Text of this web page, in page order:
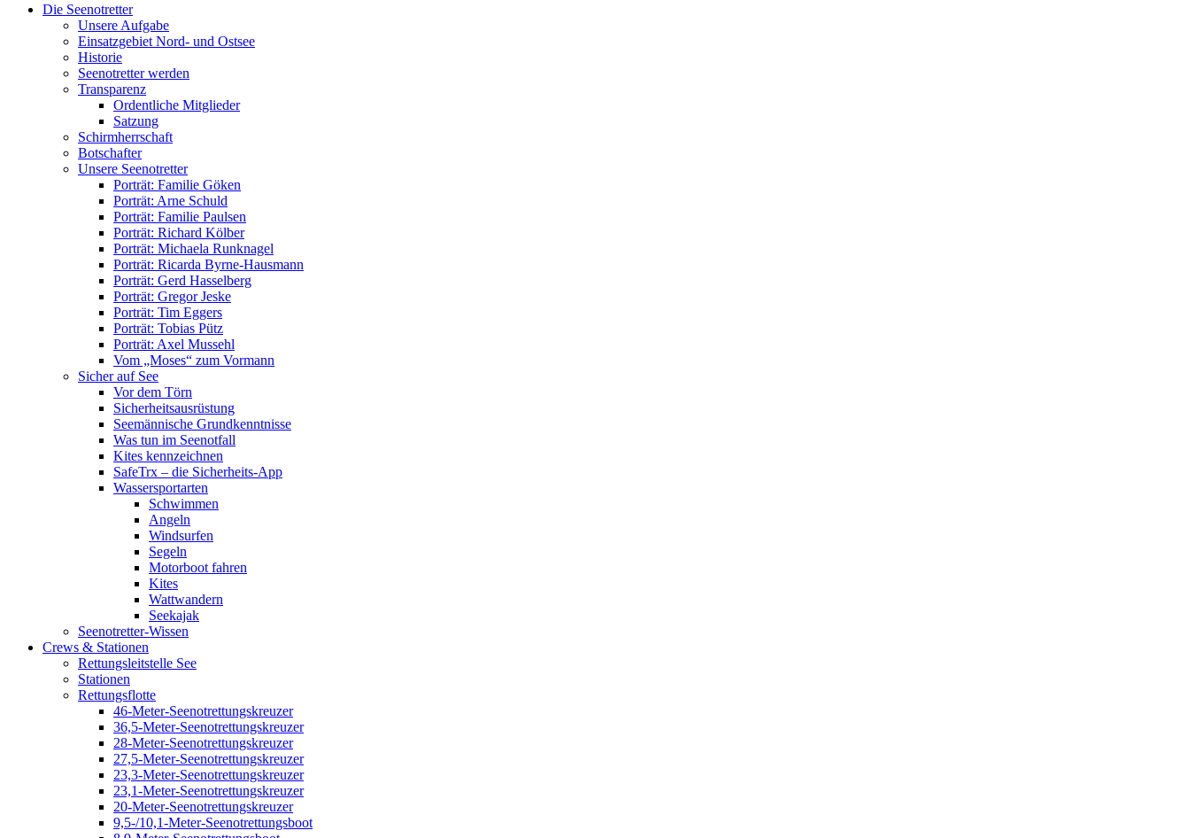
Die Seenotretter
Unsere Aufgabe
Einsatzgebiet Nord- und Ostsee
Historie
Seenotretter werden
Transparenz
Ordentliche Mitglieder
Satzung
Schirmherrschaft
Botschafter
Unsere Seenotretter
Porträt: Familie Göken
Porträt: Arne Schuld
Porträt: Familie Paulsen
Porträt: Richard Kölber
Porträt: Michaela Runknagel
Porträt: Ricarda Byrne-Hausmann
Porträt: Gerd Hasselberg
Porträt: Gregor Jeske
Porträt: Tim Eggers
Porträt: Tobias Pütz
Porträt: Axel Mussehl
Vom „Moses“ zum Vormann
Sicher auf See
Vor dem Törn
Sicherheitsausrüstung
Seemännische Grundkenntnisse
Was tun im Seenotfall
Kites kennzeichnen
SafeTrx – die Sicherheits-App
Wassersportarten
Schwimmen
Angeln
Windsurfen
Segeln
Motorboot fahren
Kites
Wattwandern
Seekajak
Seenotretter-Wissen
Crews & Stationen
Rettungsleitstelle See
Stationen
Rettungsflotte
46-Meter-Seenotrettungskreuzer
36,5-Meter-Seenotrettungskreuzer
28-Meter-Seenotrettungskreuzer
27,5-Meter-Seenotrettungskreuzer
23,3-Meter-Seenotrettungskreuzer
23,1-Meter-Seenotrettungskreuzer
20-Meter-Seenotrettungskreuzer
9,5-/10,1-Meter-Seenotrettungsboot